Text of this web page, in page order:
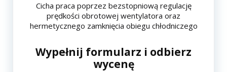
Cicha praca poprzez bezstopniową regulację
prędkości obrotowej wentylatora oraz
hermetycznego zamknięcia obiegu chłodniczego
Wypełnij formularz i odbierz
wycenę